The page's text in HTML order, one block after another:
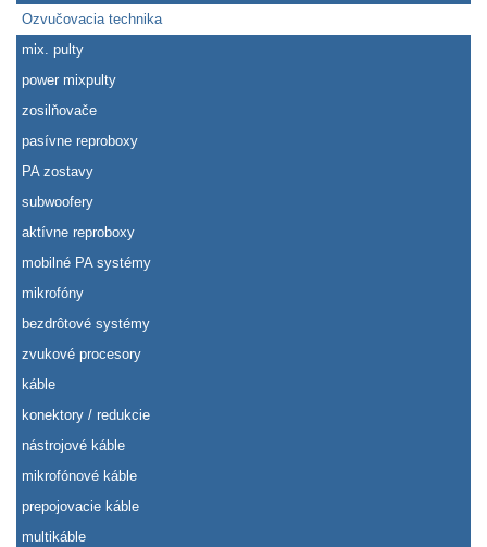
Ozvučovacia technika
mix. pulty
power mixpulty
zosilňovače
pasívne reproboxy
PA zostavy
subwoofery
aktívne reproboxy
mobilné PA systémy
mikrofóny
bezdrôtové systémy
zvukové procesory
káble
konektory / redukcie
nástrojové káble
mikrofónové káble
prepojovacie káble
multikáble